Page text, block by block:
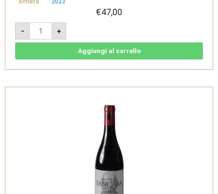
€47,00
-
Sancaba
Pinot
Nero
2023
-
Trinoro
+
Aggiungi al carrello